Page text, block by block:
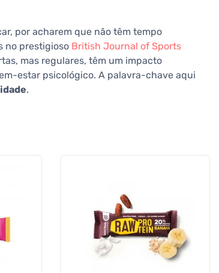
por acharem que não têm tempo
no prestigioso British Journal of Sports
mas regulares, têm um impacto
estar psicológico. A palavra-chave aqui
.